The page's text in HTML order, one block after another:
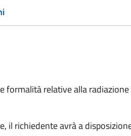
formalità relative alla
il richiedente avrà a